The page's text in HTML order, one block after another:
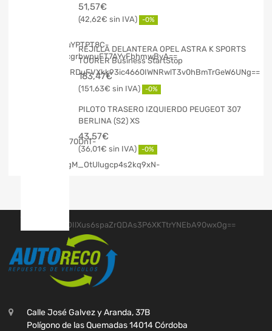
51,57€
42,62€ -0%
REJILLA DELANTERA OPEL ASTRA K SPORTS
TOURER Business StartStop
183,47€
151,63€ -0%
PILOTO TRASERO IZQUIERDO PEUGEOT 307
BERLINA (S2) XS
43,57€
36,01€ -0%
Calle José Galvez y Aranda, 37B
Polígono de las Quemadas 14014 Córdoba